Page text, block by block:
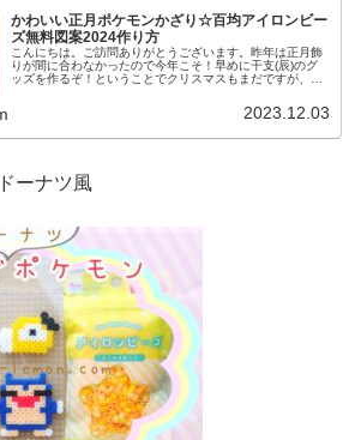
かわいい正月ポケモンかざり☆百均アイロンビー
ズ無料図案2024作り方
こんにちは。ご訪問ありがとうございます。昨年は正月飾
りが間に合わなかったので今年こそ！早めに干支(辰)のグ
ッズを作るぞ！ということでクリスマスもまだですが、来
2023.12.03
ーナツ風